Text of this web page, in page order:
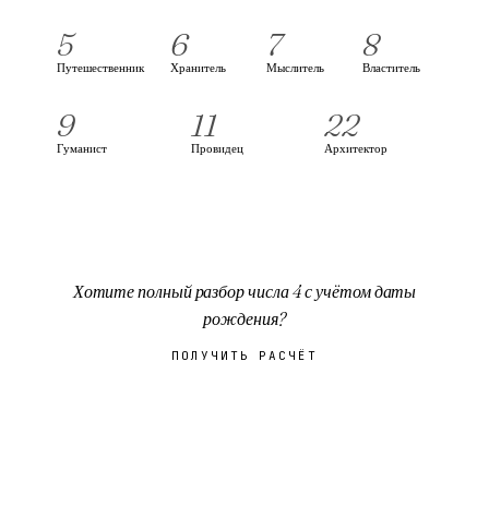
5
Путешественник
6
Хранитель
7
Мыслитель
8
Властитель
9
Гуманист
11
Провидец
22
Архитектор
Хотите полный разбор числа4с учётом даты
рождения?
ПОЛУЧИТЬ РАСЧЁТ